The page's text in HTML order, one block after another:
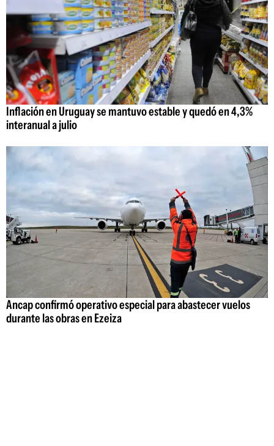
Inflación en Uruguay se mantuvo estable y quedó en 4,3%
interanual a julio
Ancap confirmó operativo especial para abastecer vuelos
durante las obras en Ezeiza